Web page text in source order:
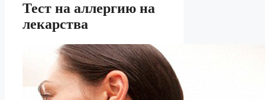
Тест на аллергию на
лекарства